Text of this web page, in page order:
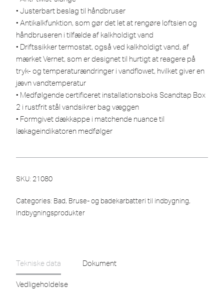
• Justerbart beslag til håndbruser
• Antikalkfunktion, som gør det let at rengøre loftsien og
håndbruseren i tilfælde af kalkholdigt vand
• Driftssikker termostat, også ved kalkholdigt vand, af
mærket Vernet, som er designet til hurtigt at reagere på
tryk- og temperaturændringer i vandflowet, hvilket giver en
jævn vandtemperatur
• Medfølgende certificeret installationsboks Scandtap Box
2 i rustfrit stål vandsikrer bag væggen
• Formgivet dækkappe i matchende nuance til
lækageindikatoren medfølger
SKU: 21080
Categories: Bad, Bruse- og badekarbatteri til indbygning,
Indbygningsprodukter
Tekniske data Dokument
Vedligeholdelse